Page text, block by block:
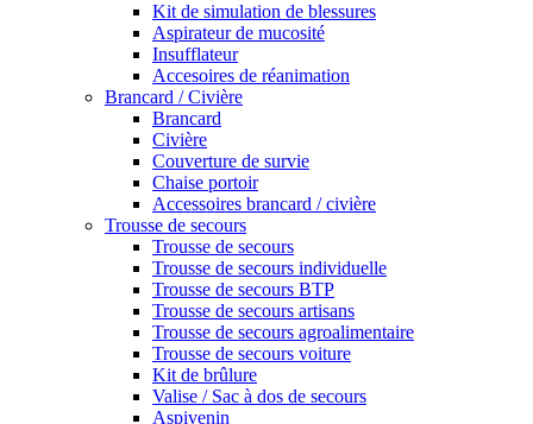
Kit de simulation de blessures
Aspirateur de mucosité
Insufflateur
Accesoires de réanimation
Brancard / Civière
Brancard
Civière
Couverture de survie
Chaise portoir
Accessoires brancard / civière
Trousse de secours
Trousse de secours
Trousse de secours individuelle
Trousse de secours BTP
Trousse de secours artisans
Trousse de secours agroalimentaire
Trousse de secours voiture
Kit de brûlure
Valise / Sac à dos de secours
Aspivenin